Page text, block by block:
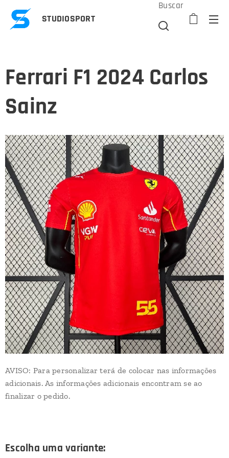
STUDIOSPORT
Buscar
Ferrari F1 2024 Carlos
Sainz
AVISO: Para personalizar terá de colocar nas informações
adicionais. As informações adicionais encontram se ao
finalizar o pedido.
Escolha uma variante: